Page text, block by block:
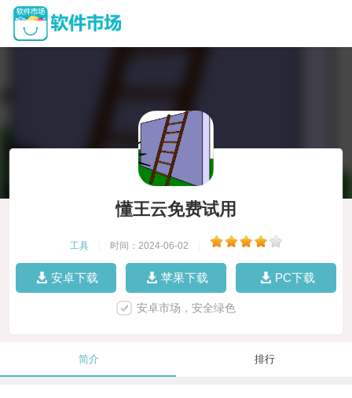
懂王云免费试用
工具 时间：2024-06-02
安卓下载 苹果下载 PC下载
安卓市场，安全绿色
简介 排行